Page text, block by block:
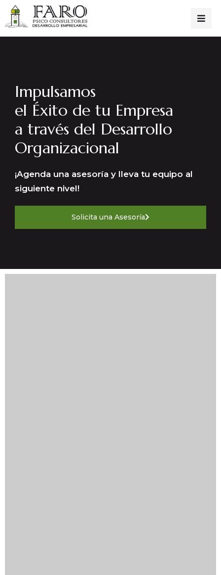
Impulsamos
el Éxito de tu Empresa
a través del Desarrollo
Organizacional
¡Agenda una asesoría y lleva tu equipo al
siguiente nivel!
Solicita una Asesoría